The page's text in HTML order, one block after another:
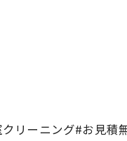
リーニング#お見積